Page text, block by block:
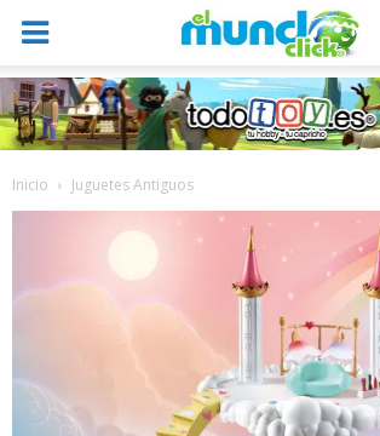
Inicio Juguetes Antiguos